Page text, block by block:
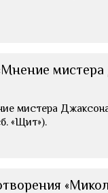
мистера
мистера
«Щит»).